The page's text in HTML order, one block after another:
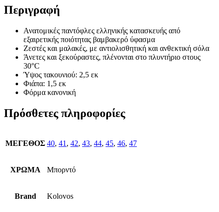
Περιγραφή
Ανατομικές παντόφλες ελληνικής κατασκευής από
εξαιρετικής ποιότητας βαμβακερό ύφασμα
Ζεστές και μαλακές, με αντιολισθητική και ανθεκτική σόλα
Άνετες και ξεκούραστες, πλένονται στο πλυντήριο στους
30°C
Ύψος τακουνιού: 2,5 εκ
Φιάπα: 1,5 εκ
Φόρμα κανονική
Πρόσθετες πληροφορίες
ΜΕΓΕΘΟΣ 40, 41 , 42, 43, 44, 45, 46, 47
ΧΡΩΜΑ Μπορντό
Brand Kolovos